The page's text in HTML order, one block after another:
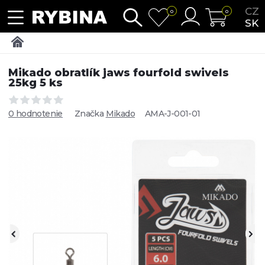
CZ
SK
0 0
Mikado obratlík jaws fourfold swivels
25kg 5 ks
0 hodnotenie Značka Mikado AMA-J-001-01